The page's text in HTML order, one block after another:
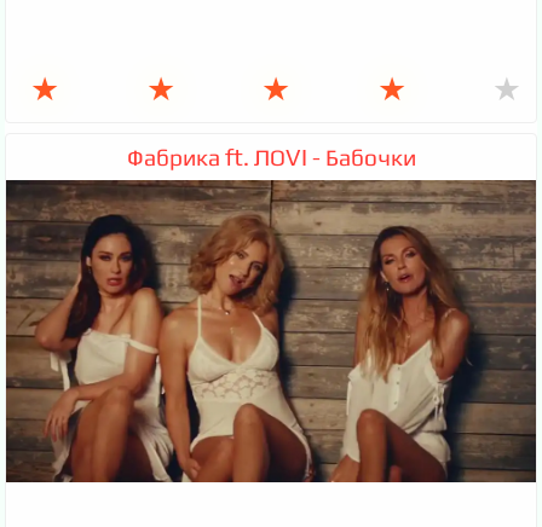
★ ★ ★ ★ ★
Фабрика ft. ЛОVI - Бабочки